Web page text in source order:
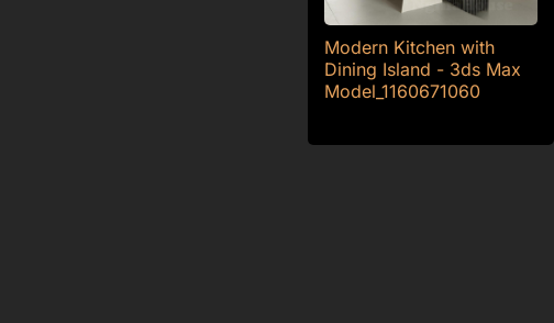
Modern Kitchen with
Dining Island - 3ds Max
Model_1160671060